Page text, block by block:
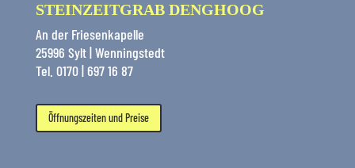
STEINZEITGRAB DENGHOOG
An der Friesenkapelle
25996 Sylt | Wenningstedt
Tel. 0170 | 697 16 87
Öffnungszeiten und Preise